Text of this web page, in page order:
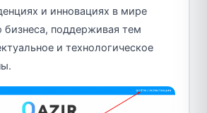
и инновациях в мире
бизнеса, поддерживая тем
и технологическое